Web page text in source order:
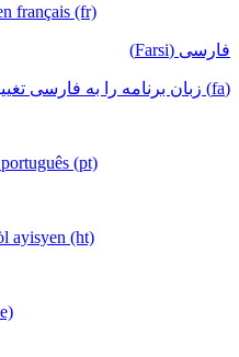
français (fr)
فارسی (Farsi)
(fa) زبان برنامه را به فارسی تغییر دهید
(pt)
ayisyen (ht)